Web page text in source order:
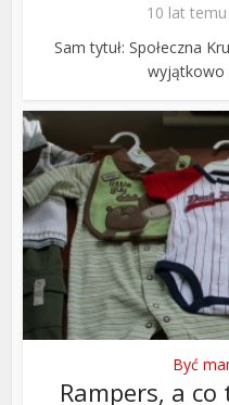
10 lat temu
Sam tytuł: Społeczna
wyjątkowo
Być
Rampers, a co